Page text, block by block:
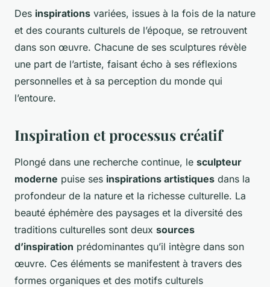
Des inspirations variées, issues à la fois de la nature
et des courants culturels de l’époque, se retrouvent
dans son œuvre. Chacune de ses sculptures révèle
une part de l’artiste, faisant écho à ses réflexions
personnelles et à sa perception du monde qui
l’entoure.
Inspiration et processus créatif
Plongé dans une recherche continue, le sculpteur
moderne puise ses inspirations artistiques dans la
profondeur de la nature et la richesse culturelle. La
beauté éphémère des paysages et la diversité des
traditions culturelles sont deux sources
d’inspiration prédominantes qu’il intègre dans son
œuvre. Ces éléments se manifestent à travers des
formes organiques et des motifs culturels